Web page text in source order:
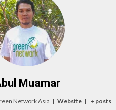
Muamar
Network Asia | Website | + posts